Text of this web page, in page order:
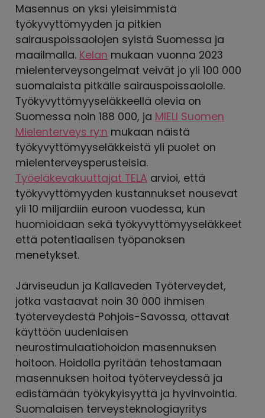
Masennus on yksi yleisimmistä
työkyvyttömyyden ja pitkien
sairauspoissaolojen syistä Suomessa ja
maailmalla. Kelan mukaan vuonna 2023
mielenterveysongelmat veivät jo yli 100 000
suomalaista pitkälle sairauspoissaololle.
Työkyvyttömyyseläkkeellä olevia on
Suomessa noin 188 000, ja MIELI Suomen
Mielenterveys ry:n mukaan näistä
työkyvyttömyyseläkkeistä yli puolet on
mielenterveysperusteisia.
Työeläkevakuuttajat TELA arvioi, että
työkyvyttömyyden kustannukset nousevat
yli 10 miljardiin euroon vuodessa, kun
huomioidaan sekä työkyvyttömyyseläkkeet
että potentiaalisen työpanoksen
menetykset.
Järviseudun ja Kallaveden Työterveydet,
jotka vastaavat noin 30 000 ihmisen
työterveydestä Pohjois-Savossa, ottavat
käyttöön uudenlaisen
neurostimulaatiohoidon masennuksen
hoitoon. Hoidolla pyritään tehostamaan
masennuksen hoitoa työterveydessä ja
edistämään työkykyisyyttä ja hyvinvointia.
Suomalaisen terveysteknologiayritys